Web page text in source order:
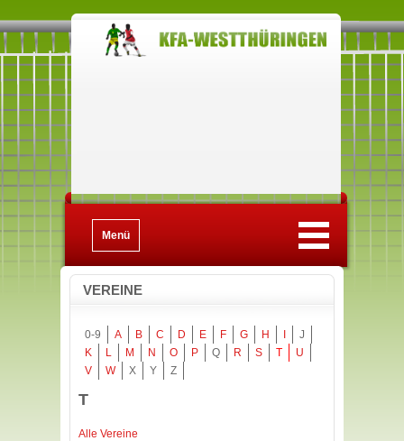
Menü
VEREINE
0-9 A B C D E F G H
J
K
L M N O P Q R S T
U
V
W X Y Z
T
Alle Vereine